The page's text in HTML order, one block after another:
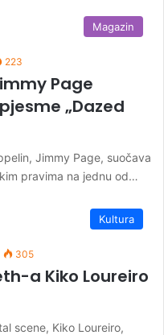
Magazin
223
Page
„Dazed
Jimmy Page, suočava
pravima na jednu od…
Kultura
305
a Kiko Loureiro
scene, Kiko Loureiro,